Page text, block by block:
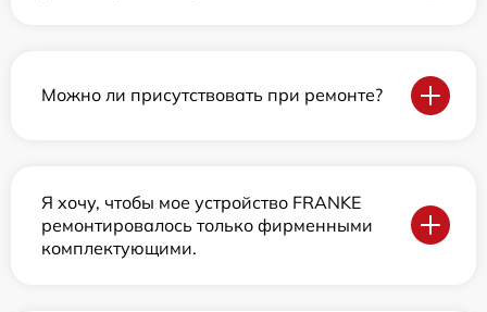
Можно ли присутствовать при ремонте?
Я хочу, чтобы мое устройство FRANKE
ремонтировалось только фирменными
комплектующими.